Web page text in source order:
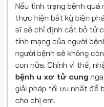
Nếu tình trạng bệnh quá
thực hiện bất kỳ biện
sĩ sẽ chỉ định cắt bỏ tử
tính mạng của người
người bệnh sẽ không
con nữa. Chính vì thế,
bệnh u xơ tử cung
giải pháp tối ưu nhất để
cho chị em.